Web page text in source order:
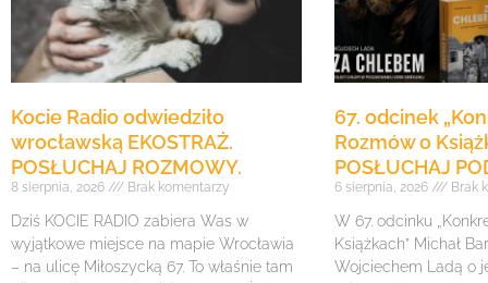
Kocie Radio odwiedziło
wrocławską EKOSTRAŻ.
POSŁUCHAJ ROZMOWY.
8 sierpnia, 2026 Brak komentarzy
Dziś KOCIE RADIO zabiera Was w
wyjątkowe miejsce na mapie Wrocławia
– na ulicę Miłoszycką 67. To właśnie tam
67. odcinek
Rozmów o
POSŁUCHAJ
6 sierpnia, 2026 Brak
W 67. odcinku
Książkach” Michał
Wojciechem Ladą o